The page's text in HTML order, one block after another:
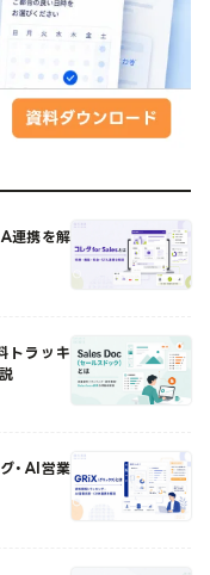
連携を解
トラッキ
・AI営業